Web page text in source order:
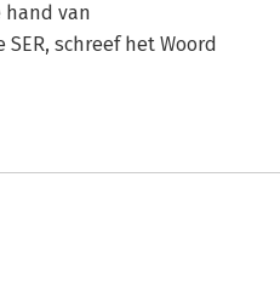
hand van
schreef het Woord